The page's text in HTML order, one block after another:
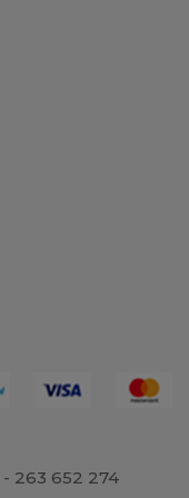
- 263 652 274